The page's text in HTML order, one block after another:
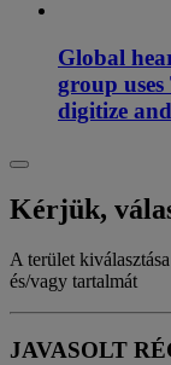
Global
group
digitize
Kérjük,
A terület
és/vagy tartalmát
JAVASOLT